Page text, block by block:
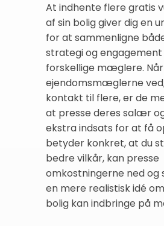
At indhente flere gratis
af sin bolig giver dig en
for at sammenligne
strategi og engagement
forskellige mæglere. Når
ejendomsmæglerne
kontakt til flere, er de
at presse deres salær
ekstra indsats for at få
betyder konkret, at du
bedre vilkår, kan presse
omkostningerne ned og
en mere realistisk idé
bolig kan indbringe på